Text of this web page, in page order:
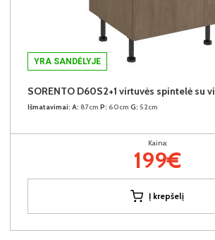
YRA SANDĖLYJE
Išmatavimai: A: 87cm P: 60cm G: 52cm
Kaina:
199€
Į krepšelį